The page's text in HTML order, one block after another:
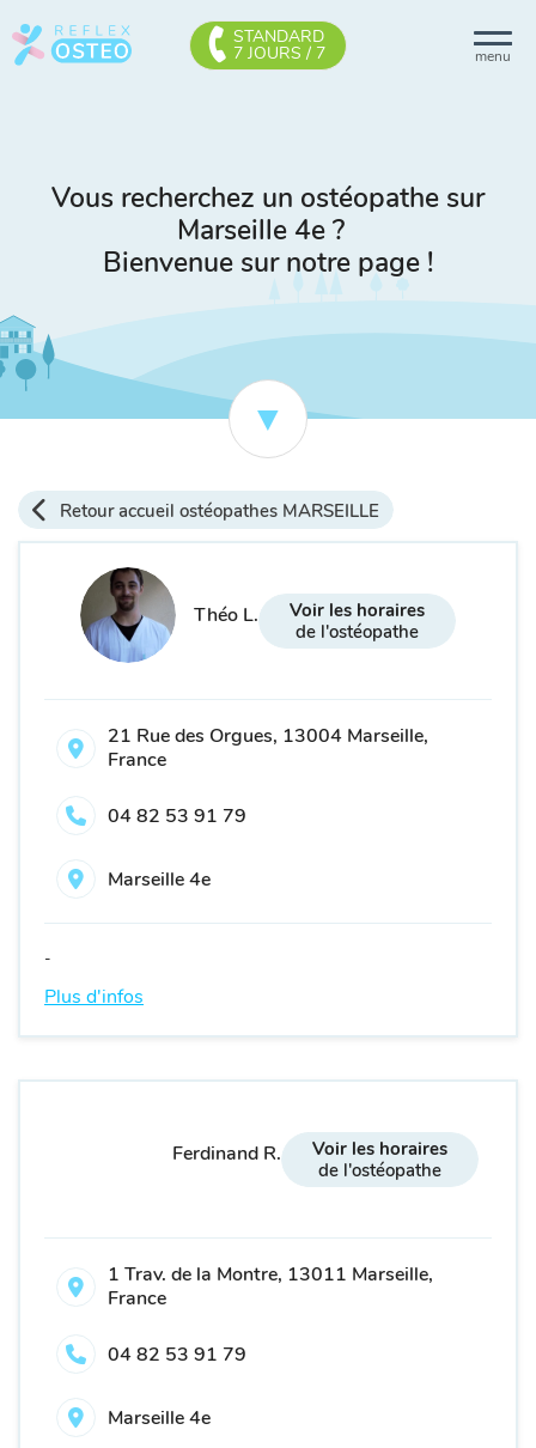
menu
STANDARD
7 JOURS / 7
Vous recherchez un ostéopathe sur
Marseille 4e ?
Bienvenue sur notre page !
Retour accueil ostéopathes MARSEILLE
Théo L.
Voir les horaires
de l'ostéopathe
21 Rue des Orgues, 13004 Marseille,
France
04 82 53 91 79
Marseille 4e
-
Plus d'infos
Ferdinand R.
Voir les horaires
de l'ostéopathe
1 Trav. de la Montre, 13011 Marseille,
France
04 82 53 91 79
Marseille 4e